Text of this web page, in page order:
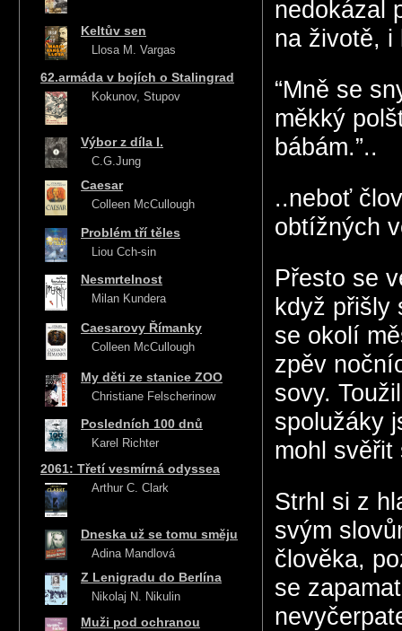
Keltův sen
Llosa M. Vargas
62.armáda v bojích o Stalingrad
Kokunov, Stupov
Výbor z díla I.
C.G.Jung
Caesar
Colleen McCullough
Problém tří těles
Liou Cch-sin
Nesmrtelnost
Milan Kundera
Caesarovy Římanky
Colleen McCullough
My děti ze stanice ZOO
Christiane Felscherinow
Posledních 100 dnů
Karel Richter
2061: Třetí vesmírná odyssea
Arthur C. Clark
Dneska už se tomu směju
Adina Mandlová
Z Lenigradu do Berlína
Nikolaj N. Nikulin
Muži pod ochranou
nedokázal
na životě, i
“Mně se
měkký
bábám.”..
..neboť
obtížných
Přesto se
když přišly
se okolí
zpěv
sovy.
spolužáky
mohl svěřit
Strhl si z
svým
člověka,
se